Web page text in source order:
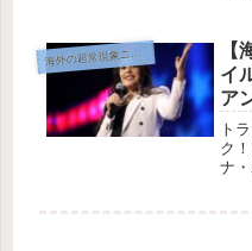
す
海
外の超常現象ニュース
【
イ
ア
る
ト
ク
ナ